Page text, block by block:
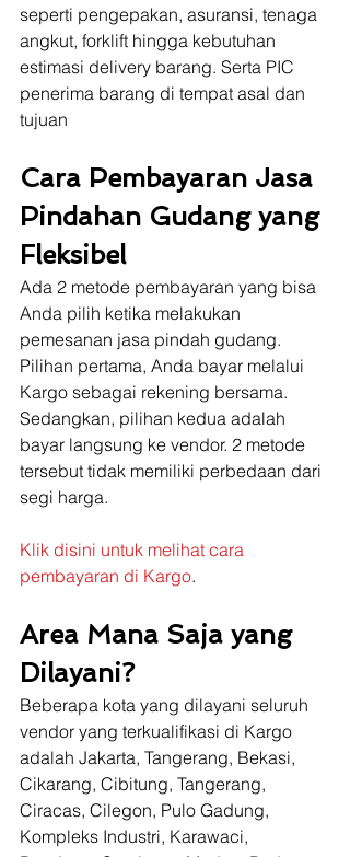
seperti pengepakan, asuransi, tenaga
angkut, forklift hingga kebutuhan
estimasi delivery barang. Serta PIC
penerima barang di tempat asal dan
tujuan
Cara Pembayaran Jasa
Pindahan Gudang yang
Fleksibel
Ada 2 metode pembayaran yang bisa
Anda pilih ketika melakukan
pemesanan jasa pindah gudang.
Pilihan pertama, Anda bayar melalui
Kargo sebagai rekening bersama.
Sedangkan, pilihan kedua adalah
bayar langsung ke vendor. 2 metode
tersebut tidak memiliki perbedaan dari
segi harga.
Klik disini untuk melihat cara
pembayaran di Kargo.
Area Mana Saja yang
Dilayani?
Beberapa kota yang dilayani seluruh
vendor yang terkualifikasi di Kargo
adalah Jakarta, Tangerang, Bekasi,
Cikarang, Cibitung, Tangerang,
Ciracas, Cilegon, Pulo Gadung,
Kompleks Industri, Karawaci,